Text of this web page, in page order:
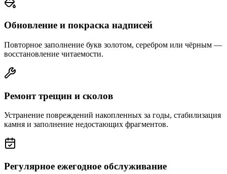
Обновление и покраска надписей
Повторное заполнение букв золотом, серебром или чёрным —
восстановление читаемости.
Ремонт трещин и сколов
Устранение повреждений накопленных за годы, стабилизация
камня и заполнение недостающих фрагментов.
Регулярное ежегодное обслуживание